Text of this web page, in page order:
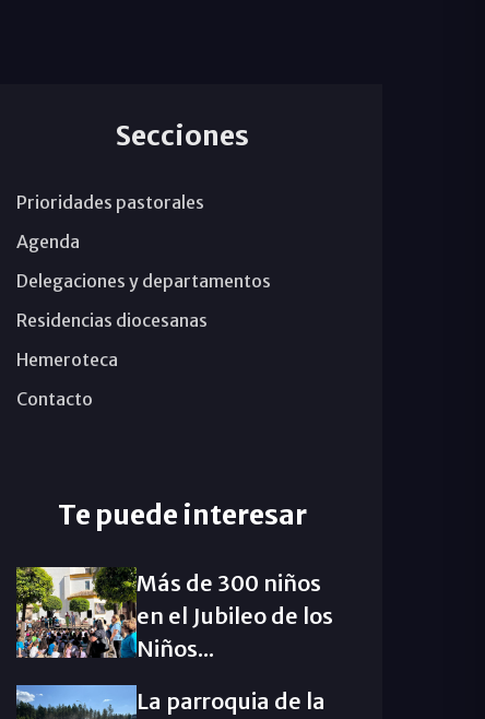
Secciones
Prioridades pastorales
Agenda
Delegaciones y departamentos
Residencias diocesanas
Hemeroteca
Contacto
Te puede interesar
Más de 300 niños
en el Jubileo de los
Niños...
La parroquia de la